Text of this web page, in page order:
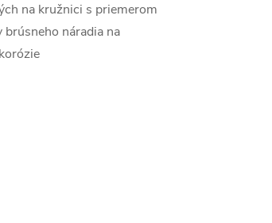
na kružnici s priemerom
náradia na